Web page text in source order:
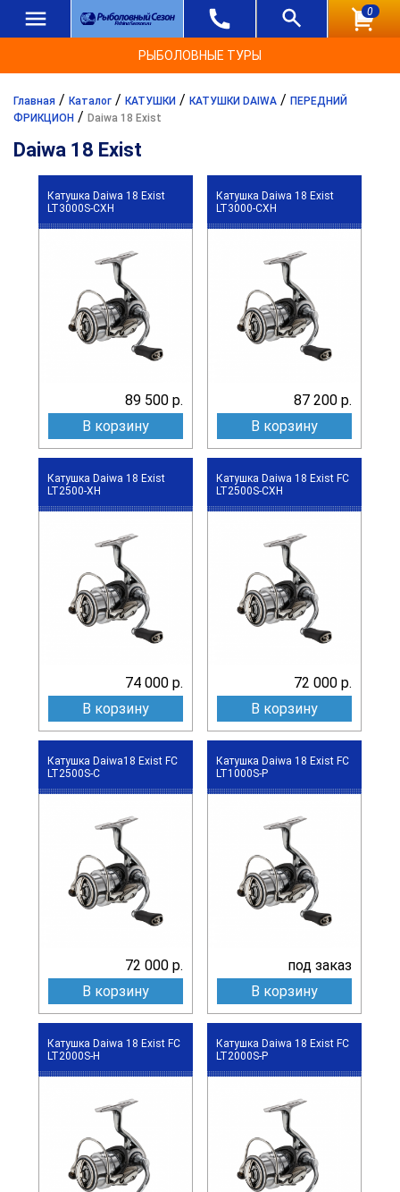
0
РЫБОЛОВНЫЕ ТУРЫ
Главная / Каталог / КАТУШКИ / КАТУШКИ DAIWA / ПЕРЕДНИЙ
ФРИКЦИОН / Daiwa 18 Exist
Daiwa 18 Exist
Катушка Daiwa 18 Exist
LT3000S-CXH
89 500 р.
В корзину
Катушка Daiwa 18 Exist
LT3000-CXH
87 200 р.
В корзину
Катушка Daiwa 18 Exist
LT2500-XH
74 000 р.
В корзину
Катушка Daiwa 18 Exist FC
LT2500S-CXH
72 000 р.
В корзину
Катушка Daiwa18 Exist FC
LT2500S-C
72 000 р.
В корзину
Катушка Daiwa 18 Exist FC
LT1000S-P
под заказ
В корзину
Катушка Daiwa 18 Exist FC
LT2000S-H
Катушка Daiwa 18 Exist FC
LT2000S-P